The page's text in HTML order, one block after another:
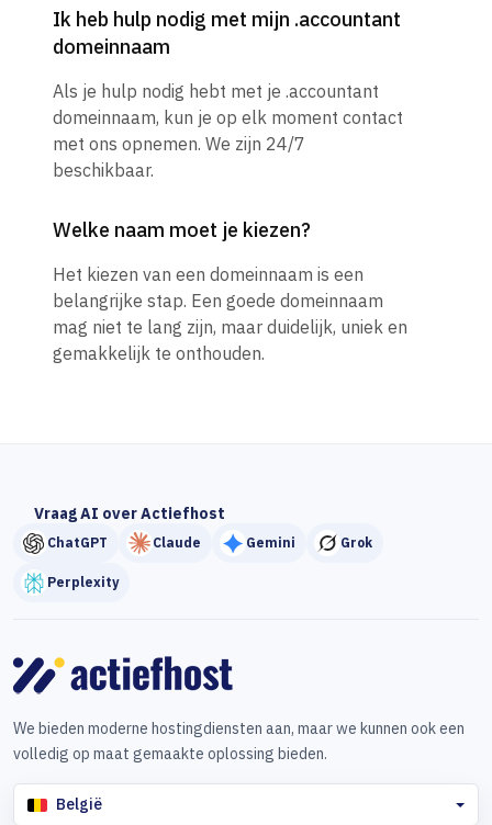
Ik heb hulp nodig met mijn .accountant
domeinnaam
Als je hulp nodig hebt met je .accountant
domeinnaam, kun je op elk moment contact
met ons opnemen. We zijn 24/7
beschikbaar.
Welke naam moet je kiezen?
Het kiezen van een domeinnaam is een
belangrijke stap. Een goede domeinnaam
mag niet te lang zijn, maar duidelijk, uniek en
gemakkelijk te onthouden.
Vraag AI over Actiefhost
ChatGPT Claude Gemini Grok
Perplexity
We bieden moderne hostingdiensten aan, maar we kunnen ook een
volledig op maat gemaakte oplossing bieden.
België